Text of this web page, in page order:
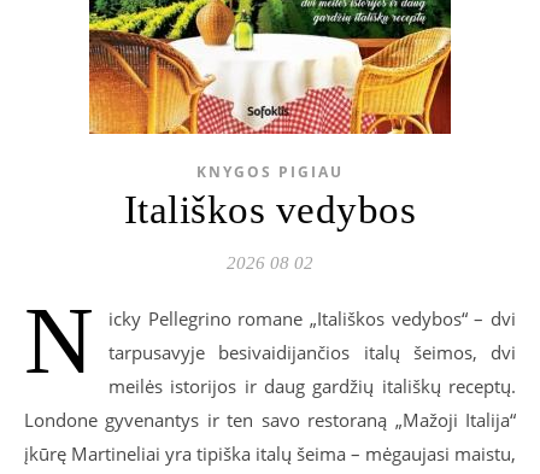
KNYGOS PIGIAU
Itališkos vedybos
2026 08 02
N
icky Pellegrino romane „Itališkos vedybos“ – dvi
tarpusavyje besivaidijančios italų šeimos, dvi
meilės istorijos ir daug gardžių itališkų receptų.
Londone gyvenantys ir ten savo restoraną „Mažoji Italija“
įkūrę Martineliai yra tipiška italų šeima – mėgaujasi maistu,